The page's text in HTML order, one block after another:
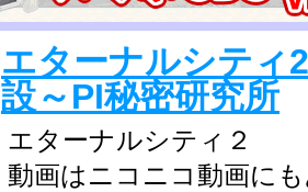
エターナルシティ
設～PI秘密研究所
エターナルシティ２
動画はニコニコ動画に